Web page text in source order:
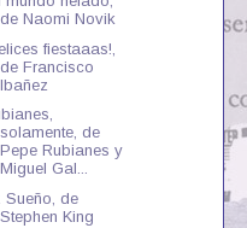
de Naomi Novik
fiestaaas!,
de Francisco
Ibañez
solamente, de
Pepe Rubianes y
Miguel Gal...
Sueño, de
Stephen King